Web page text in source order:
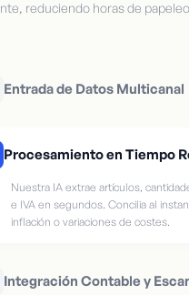
reduciendo horas de
Entrada de Datos Multicanal
Procesamiento en Tiempo
Nuestra IA extrae artículos,
e IVA en segundos. Concilia al
inflación o variaciones de costes.
Integración Contable y